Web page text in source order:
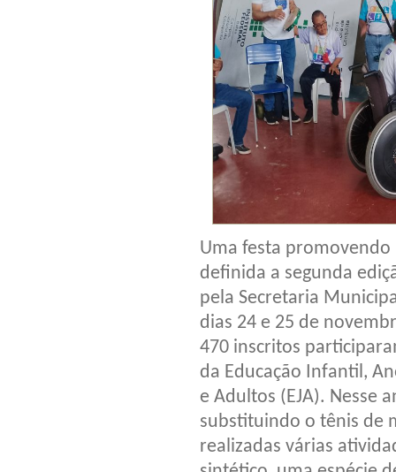
Uma festa promovendo
definida a segunda
pela Secretaria
dias 24 e 25 de
470 inscritos
da Educação Infantil,
e Adultos (EJA). Nesse
substituindo o tênis de
realizadas várias